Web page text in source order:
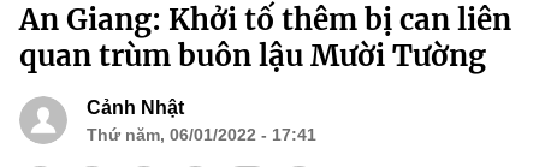
An Giang: Khởi tố thêm bị can liên
quan trùm buôn lậu Mười Tường
Cảnh Nhật
Thứ năm, 06/01/2022 - 17:41